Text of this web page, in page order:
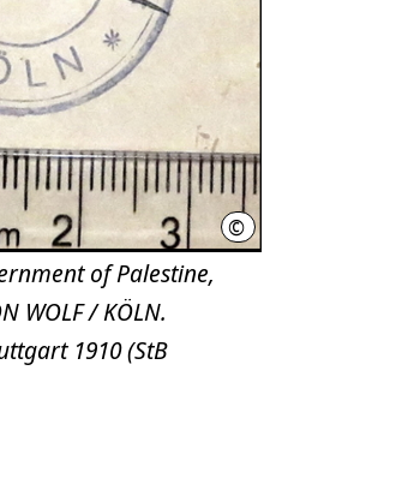
© Stadtbibliothek Hannover
of Palestine,
1910 (StB